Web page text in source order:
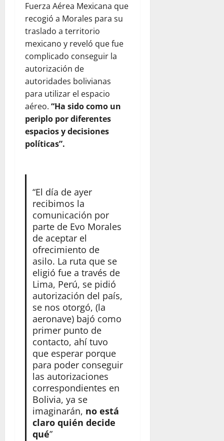
Fuerza Aérea Mexicana que
recogió a Morales para su
traslado a territorio
mexicano y reveló que fue
complicado conseguir la
autorización de
autoridades bolivianas
para utilizar el espacio
aéreo. “Ha sido como un
periplo por diferentes
espacios y decisiones
políticas”.
“El día de ayer
recibimos la
comunicación por
parte de Evo Morales
de aceptar el
ofrecimiento de
asilo. La ruta que se
eligió fue a través de
Lima, Perú, se pidió
autorización del país,
se nos otorgó, (la
aeronave) bajó como
primer punto de
contacto, ahí tuvo
que esperar porque
para poder conseguir
las autorizaciones
correspondientes en
Bolivia, ya se
imaginarán, no está
claro quién decide
qué”